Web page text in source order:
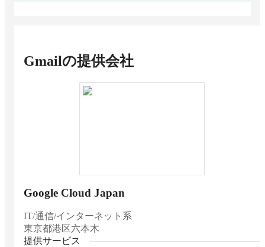
Gmailの提供会社
Google Cloud Japan
IT/通信/インターネット系
東京都港区六本木
提供サービス